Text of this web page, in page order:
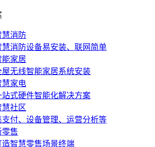
慧消防
慧消防设备易安装、联网简单
能家居
屋无线智能家居系统安装
慧家电
站式硬件智能化解决方案
慧社区
支付、设备管理、运营分析等
零售
造智慧零售场景终端